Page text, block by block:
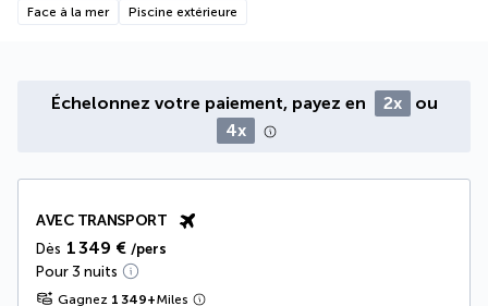
Face à la mer Piscine extérieure
Échelonnez votre paiement, payez en 2x
ou
4x
AVEC TRANSPORT
Dès 1 349 € /pers
Pour 3 nuits
Gagnez 1 349+Miles